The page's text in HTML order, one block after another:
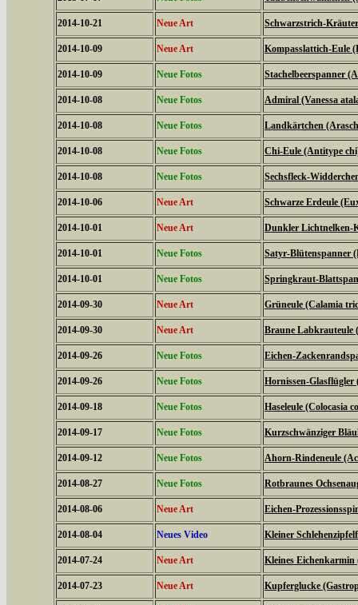
2014-10-21 Neue Art Schwarzstrich-
2014-10-09 Neue Art Kompasslattich-Eule
2014-10-09 Neue Fotos Stachelbeerspanner
2014-10-08 Neue Fotos Admiral (Vanessa
2014-10-08 Neue Fotos Landkärtchen
2014-10-08 Neue Fotos Chi-Eule (Antitype
2014-10-08 Neue Fotos Sechsfleck-
2014-10-06 Neue Art Schwarze Erdeule
2014-10-01 Neue Art Dunkler Lichtnelken-
2014-10-01 Neue Fotos Satyr-Blütenspanner
2014-10-01 Neue Fotos Springkraut-
2014-09-30 Neue Art Grüneule (Calamia
2014-09-30 Neue Art Braune Labkrauteule
2014-09-26 Neue Fotos Eichen-
2014-09-26 Neue Fotos Hornissen-Glasflügler
2014-09-18 Neue Fotos Haseleule (Colocasia
2014-09-17 Neue Fotos Kurzschwänziger
2014-09-12 Neue Fotos Ahorn-Rindeneule
2014-08-27 Neue Fotos Rotbraunes
2014-08-06 Neue Art Eichen-
2014-08-04 Neues Video Kleiner
2014-07-24 Neue Art Kleines Eichenkarmin
2014-07-23 Neue Art Kupferglucke